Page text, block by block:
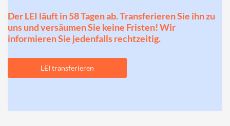
Der LEI läuft in 58 Tagen ab. Transferieren Sie ihn zu
uns und versäumen Sie keine Fristen! Wir
informieren Sie jedenfalls rechtzeitig.
LEI transferieren